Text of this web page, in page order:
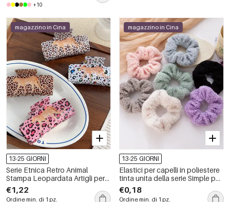
+10
magazzino in Cina
13-25 GIORNI
Serie Etnica Retro Animal
Stampa Leopardata Artigli per
Capelli in PVC
€1,22
Ordine min. di 1 pz.
magazzino in Cina
13-25 GIORNI
Elastici per capelli in poliestere
tinta unita della serie Simple per
tutti i giorni
€0,18
Ordine min. di 1 pz.